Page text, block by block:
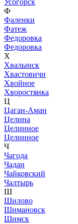
Ф
Фаленки
Фатеж
Федоровка
Федоровка
Х
Хвалынск
Хвастовичи
Хвойное
Хворостянка
Ц
Цаган-Аман
Целина
Целинное
Целинное
Ч
Чагода
Чадан
Чайковский
Чалтырь
Ш
Шилово
Шимановск
Шимск